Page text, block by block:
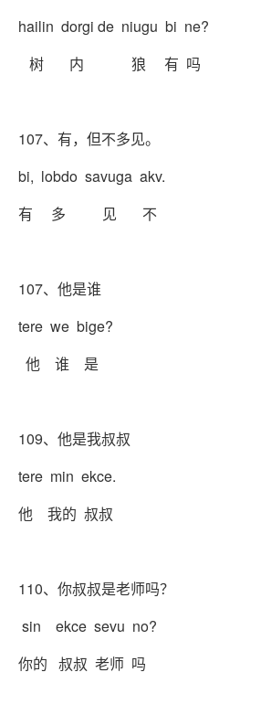
hailin dorgi de niugu bi ne?
树 内 狼 有 吗
107、有，但不多见。
bi, lobdo savuga akv.
有 多 见 不
107、他是谁
tere we bige?
他 谁 是
109、他是我叔叔
tere min ekce.
他 我的 叔叔
110、你叔叔是老师吗？
sin ekce sevu no?
你的 叔叔 老师 吗